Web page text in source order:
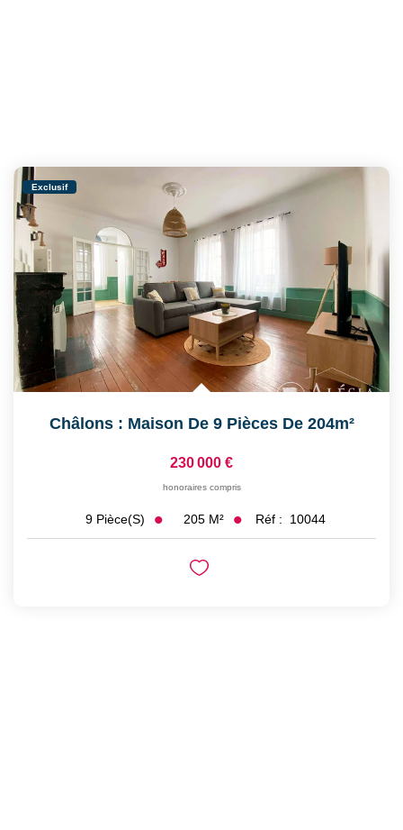
Exclusif
Châlons : Maison De 9 Pièces De 204m²
230 000 €
honoraires compris
9 Pièce(s) 205 M² Réf : 10044